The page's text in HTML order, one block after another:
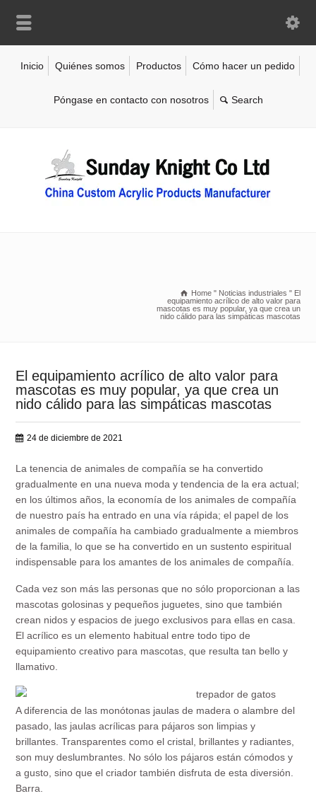
Inicio Quiénes somos Productos Cómo hacer un pedido
Póngase en contacto con nosotros
Home " Noticias industriales " El
equipamiento acrílico de alto valor para
mascotas es muy popular, ya que crea un
nido cálido para las simpáticas mascotas
El equipamiento acrílico de alto valor para
mascotas es muy popular, ya que crea un
nido cálido para las simpáticas mascotas
24 de diciembre de 2021
La tenencia de animales de compañía se ha convertido
gradualmente en una nueva moda y tendencia de la era actual;
en los últimos años, la economía de los animales de compañía
de nuestro país ha entrado en una vía rápida; el papel de los
animales de compañía ha cambiado gradualmente a miembros
de la familia, lo que se ha convertido en un sustento espiritual
indispensable para los amantes de los animales de compañía.
Cada vez son más las personas que no sólo proporcionan a las
mascotas golosinas y pequeños juguetes, sino que también
crean nidos y espacios de juego exclusivos para ellas en casa.
El acrílico es un elemento habitual entre todo tipo de
equipamiento creativo para mascotas, que resulta tan bello y
llamativo.
A diferencia de las monótonas jaulas de madera o alambre del
pasado, las jaulas acrílicas para pájaros son limpias y
brillantes. Transparentes como el cristal, brillantes y radiantes,
son muy deslumbrantes. No sólo los pájaros están cómodos y
a gusto, sino que el criador también disfruta de esta diversión.
Barra.